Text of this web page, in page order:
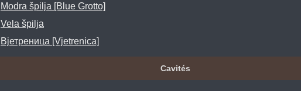
Modra špilja [Blue Grotto]
Vela špilja
Вјетреница [Vjetrenica]
Cavités